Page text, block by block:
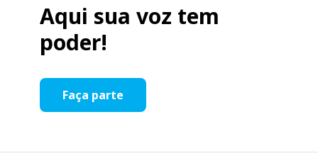
Aqui sua voz tem
poder!
Faça parte